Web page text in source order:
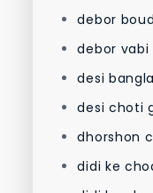
debor
debor
desi
desi choti
dhorshon
didi ke